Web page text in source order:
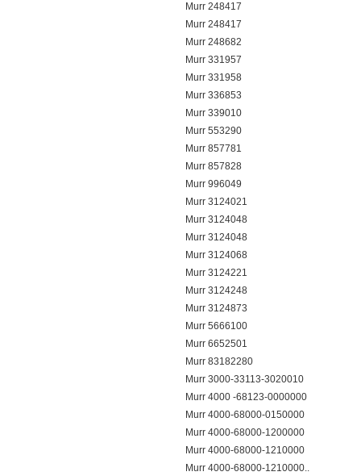
Murr 248417
Murr 248417
Murr 248682
Murr 331957
Murr 331958
Murr 336853
Murr 339010
Murr 553290
Murr 857781
Murr 857828
Murr 996049
Murr 3124021
Murr 3124048
Murr 3124048
Murr 3124068
Murr 3124221
Murr 3124248
Murr 3124873
Murr 5666100
Murr 6652501
Murr 83182280
Murr 3000-33113-3020010
Murr 4000 -68123-0000000
Murr 4000-68000-0150000
Murr 4000-68000-1200000
Murr 4000-68000-1210000
Murr 4000-68000-1210000..